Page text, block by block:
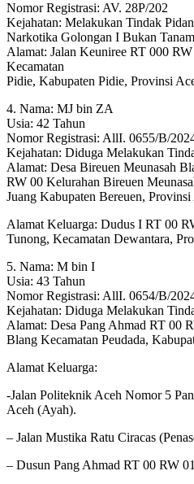
Nomor Registrasi: AV. 28P/202
Kejahatan: Melakukan Tindak
Narkotika Golongan I Bukan
Alamat: Jalan Keuniree RT 000
Kecamatan
Pidie, Kabupaten Pidie, Provinsi
4. Nama: MJ bin ZA
Usia: 42 Tahun
Nomor Registrasi: AllI. 0655/B/
Kejahatan: Diduga Melakukan
Alamat: Desa Bireuen Meunasah
RW 00 Kelurahan Bireuen
Juang Kabupaten Bereuen, Provinsi
Alamat Keluarga: Dudus I RT 00
Tunong, Kecamatan Dewantara,
5. Nama: M bin I
Usia: 43 Tahun
Nomor Registrasi: AllI. 0654/B/
Kejahatan: Diduga Melakukan
Alamat: Desa Pang Ahmad RT 00
Blang Kecamatan Peudada,
Alamat Keluarga:
-Jalan Politeknik Aceh Nomor 5
Aceh (Ayah).
– Jalan Mustika Ratu Ciracas
– Dusun Pang Ahmad RT 00 RW